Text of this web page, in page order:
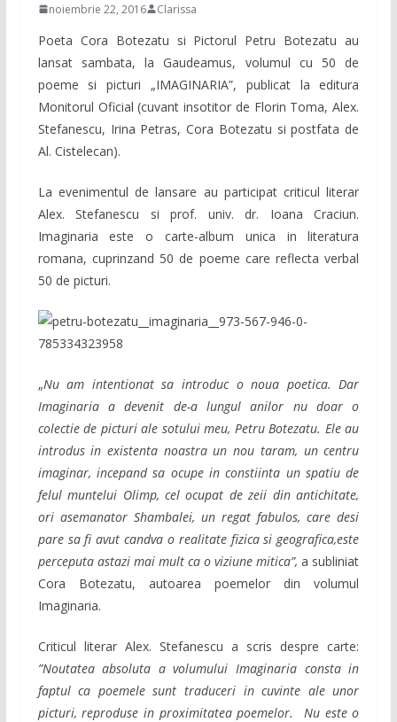
noiembrie 22, 2016 Clarissa
Poeta Cora Botezatu si Pictorul Petru Botezatu au
lansat sambata, la Gaudeamus, volumul cu 50 de
poeme si picturi „IMAGINARIA”, publicat la editura
Monitorul Oficial (cuvant insotitor de Florin Toma, Alex.
Stefanescu, Irina Petras, Cora Botezatu si postfata de
Al. Cistelecan).
La evenimentul de lansare au participat criticul literar
Alex. Stefanescu si prof. univ. dr. Ioana Craciun.
Imaginaria este o carte-album unica in literatura
romana, cuprinzand 50 de poeme care reflecta verbal
50 de picturi.
„Nu am intentionat sa introduc o noua poetica. Dar
Imaginaria a devenit de-a lungul anilor nu doar o
colectie de picturi ale sotului meu, Petru Botezatu. Ele au
introdus in existenta noastra un nou taram, un centru
imaginar, incepand sa ocupe in constiinta un spatiu de
felul muntelui Olimp, cel ocupat de zeii din antichitate,
ori asemanator Shambalei, un regat fabulos, care desi
pare sa fi avut candva o realitate fizica si geografica,este
perceputa astazi mai mult ca o viziune mitica”,a subliniat
Cora Botezatu, autoarea poemelor din volumul
Imaginaria.
Criticul literar Alex. Stefanescu a scris despre carte:
”Noutatea absoluta a volumului Imaginaria consta in
faptul ca poemele sunt traduceri in cuvinte ale unor
picturi, reproduse in proximitatea poemelor. Nu este o